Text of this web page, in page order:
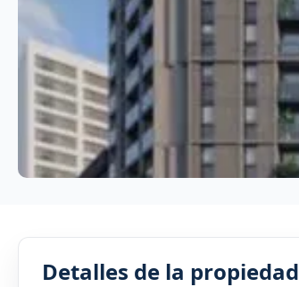
Detalles de la propiedad